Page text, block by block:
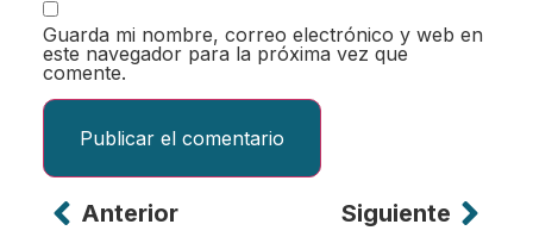
Guarda mi nombre, correo electrónico y web en
este navegador para la próxima vez que
comente.
Alternative:
Anterior Siguiente